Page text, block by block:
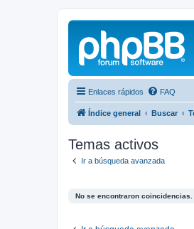
Enlaces rápidos FAQ
Índice general Buscar
Temas activos
Ir a búsqueda avanzada
No se encontraron coincidencias.